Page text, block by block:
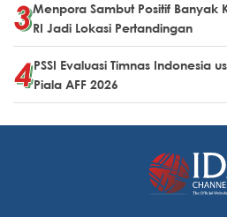
Menpora Sambut Positif Banyak
RI Jadi Lokasi Pertandingan
PSSI Evaluasi Timnas Indonesia
Piala AFF 2026